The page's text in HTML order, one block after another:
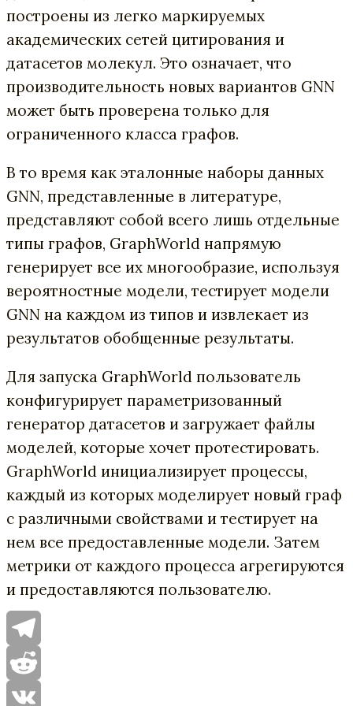
построены из легко маркируемых
академических сетей цитирования и
датасетов молекул. Это означает, что
производительность новых вариантов GNN
может быть проверена только для
ограниченного класса графов.
В то время как эталонные наборы данных
GNN, представленные в литературе,
представляют собой всего лишь отдельные
типы графов, GraphWorld напрямую
генерирует все их многообразие, используя
вероятностные модели, тестирует модели
GNN на каждом из типов и извлекает из
результатов обобщенные результаты.
Для запуска GraphWorld пользователь
конфигурирует параметризованный
генератор датасетов и загружает файлы
моделей, которые хочет протестировать.
GraphWorld инициализирует процессы,
каждый из которых моделирует новый граф
с различными свойствами и тестирует на
нем все предоставленные модели. Затем
метрики от каждого процесса агрегируются
и предоставляются пользователю.
Telegram
Reddit